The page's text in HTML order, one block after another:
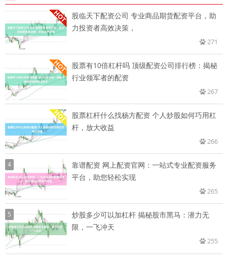
股临天下配资公司 专业商品期货配资平台，助
力投资者高效决策，
271
股票有10倍杠杆吗 顶级配资公司排行榜：揭秘
行业领军者的配资
267
股票杠杆什么找杨方配资 个人炒股如何巧用杠
杆，放大收益
266
4
靠谱配资 网上配资官网：一站式专业配资服务
平台，助您轻松实现
265
5
炒股多少可以加杠杆 揭秘股市黑马：潜力无
限，一飞冲天
255